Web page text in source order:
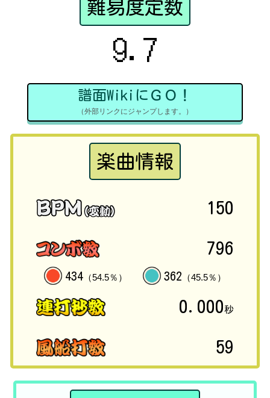
難易度定数
9.7
譜面WikiにＧＯ！
（外部リンクにジャンプします。）
楽曲情報
150
796
434 （54.5％） 362 （45.5％）
0.000秒
59